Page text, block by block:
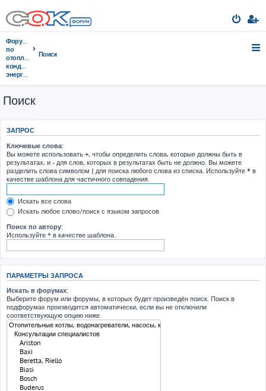
Форумы
по
отоплению,
кондиционированию,
энергосбережению
Поиск
Поиск
ЗАПРОС
Ключевые слова:
Вы можете использовать +, чтобы определить слова, которые должны быть в
результатах, и - для слов, которых в результатах быть не должно. Вы можете
разделить слова символом | для поиска любого слова из списка. Используйте * в
качестве шаблона для частичного совпадения.
Искать все слова
Искать любое слово/поиск с языком запросов
Поиск по автору:
Используйте * в качестве шаблона.
ПАРАМЕТРЫ ЗАПРОСА
Искать в форумах:
Выберите форум или форумы, в которых будет произведён поиск. Поиск в
подфорумах производится автоматически, если вы не отключили
соответствующую опцию ниже.